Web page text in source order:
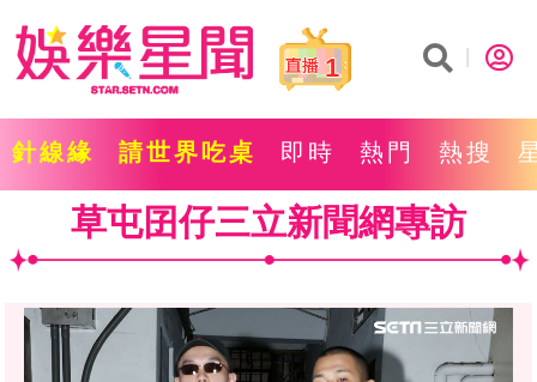
1
針線緣 請世界吃桌 即時 熱門 熱搜
草屯囝仔三立新聞網專訪